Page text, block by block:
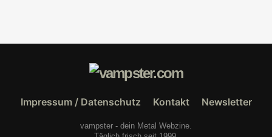
Impressum / Datenschutz Kontakt Newsletter
vampster - dein Metal Webzine.